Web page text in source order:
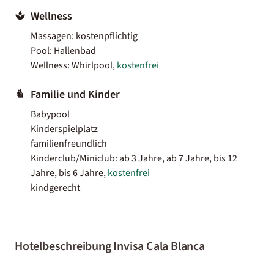
Wellness
Massagen: kostenpflichtig
Pool: Hallenbad
Wellness: Whirlpool,kostenfrei
Familie und Kinder
Babypool
Kinderspielplatz
familienfreundlich
Kinderclub/Miniclub: ab 3 Jahre, ab 7 Jahre, bis 12
Jahre, bis 6 Jahre,kostenfrei
kindgerecht
Hotelbeschreibung Invisa Cala Blanca